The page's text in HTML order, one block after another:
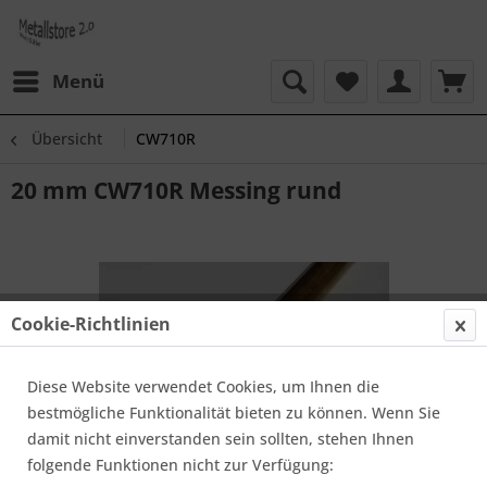
Menü
Übersicht CW710R
20 mm CW710R Messing rund
Cookie-Richtlinien
Diese Website verwendet Cookies, um Ihnen die
bestmögliche Funktionalität bieten zu können. Wenn Sie
damit nicht einverstanden sein sollten, stehen Ihnen
folgende Funktionen nicht zur Verfügung: